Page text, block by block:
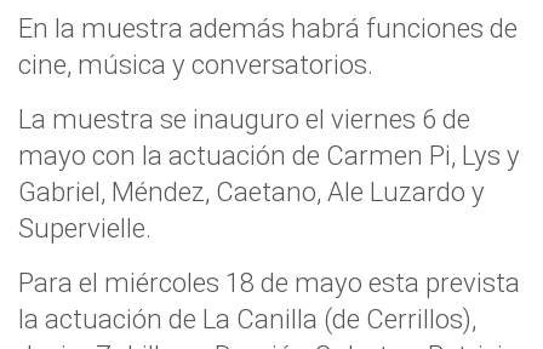
En la muestra además habrá funciones de
cine, música y conversatorios.
La muestra se inauguro el viernes 6 de
mayo con la actuación de Carmen Pi, Lys y
Gabriel, Méndez, Caetano, Ale Luzardo y
Supervielle.
Para el miércoles 18 de mayo esta prevista
la actuación de La Canilla (de Cerrillos),